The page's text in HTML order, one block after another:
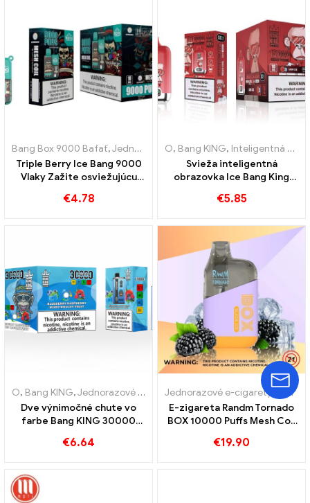
Bang Box 9000 Bafať,Jednorazové elektronické cigarety Švédsko
Triple Berry Ice Bang 9000
Vlaky Zažite osviežujúcu
€4.78
O, Bang KING, Inteligentná obrazovka Bang King 15000 Bafať
Svieža inteligentná
obrazovka Ice Bang King
vyvážená zmes vodného
€5.85
O, Bang KING,Jednorazové elektronické cigarety Litva ,
Dve výnimočné chute vo
farbe Bang KING 30000
Čučoriedka Malina
€6.64
Jednorazové e-cigarety
E-zigareta Randm Tornado
BOX 10000 Puffs Mesh Coil
€19.90